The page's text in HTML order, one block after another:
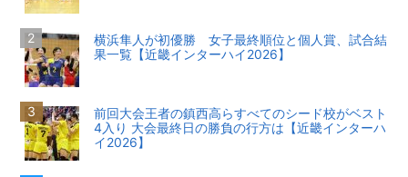
横浜隼人が初優勝 女子最終順位と個人賞、試合結
果一覧【近畿インターハイ2026】
前回大会王者の鎮西高らすべてのシード校がベスト
4入り 大会最終日の勝負の行方は【近畿インターハ
イ2026】